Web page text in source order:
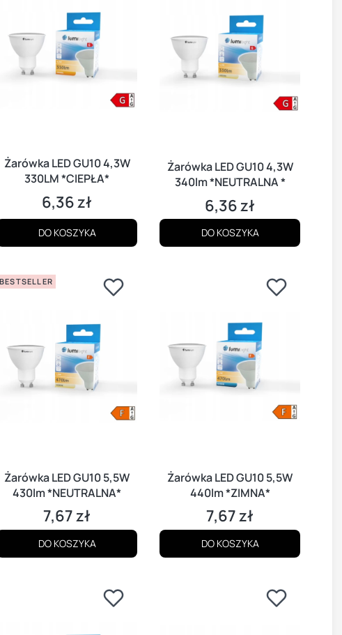
Żarówka LED GU10 4,3W
330LM *CIEPŁA*
Cena
6,36 zł
DO KOSZYKA
Żarówka LED GU10 4,3W
340lm *NEUTRALNA *
Cena
6,36 zł
DO KOSZYKA
BESTSELLER
Żarówka LED GU10 5,5W
430lm *NEUTRALNA*
Cena
7,67 zł
DO KOSZYKA
Żarówka LED GU10 5,5W
440lm *ZIMNA*
Cena
7,67 zł
DO KOSZYKA